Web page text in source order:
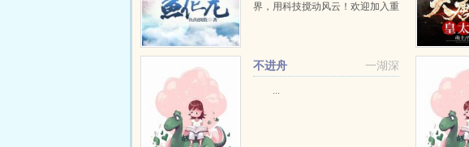
界，用科技搅动风云！欢迎加入重
一湖深
不进舟
...